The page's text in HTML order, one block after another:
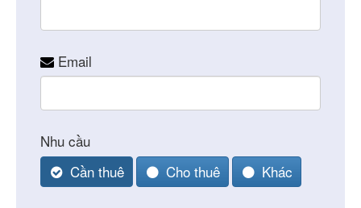
Email
Nhu cầu
Cần thuê
Cho thuê Khác